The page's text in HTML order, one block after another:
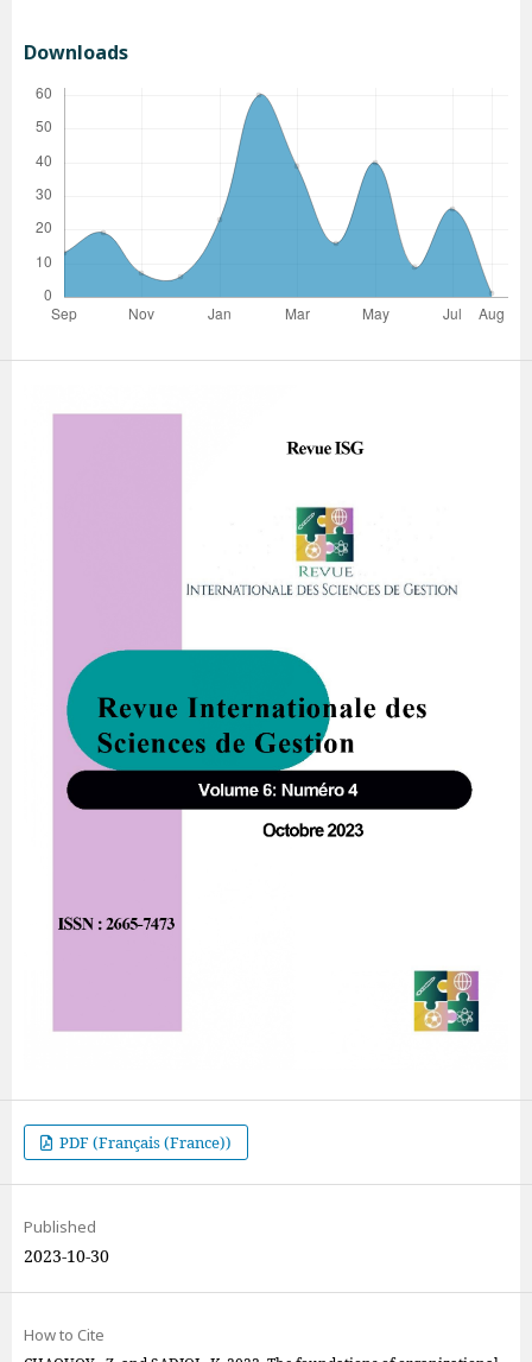
Downloads
PDF (Français (France))
Published
2023-10-30
How to Cite